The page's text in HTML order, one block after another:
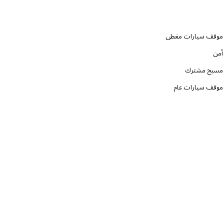
موقف سيارات مغطى
أمن
مسبح مشترك
موقف سيارات عام